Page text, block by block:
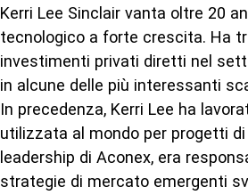
Kerri Lee Sinclair vanta oltre 20
tecnologico a forte crescita. Ha
investimenti privati diretti nel
in alcune delle più interessanti
In precedenza, Kerri Lee ha
utilizzata al mondo per progetti
leadership di Aconex, era
strategie di mercato emergenti